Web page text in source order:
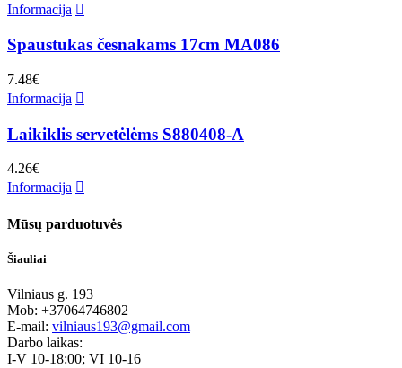
Informacija
Spaustukas česnakams 17cm MA086
7.48€
Informacija
Laikiklis servetėlėms S880408-A
4.26€
Informacija
Mūsų parduotuvės
Šiauliai
Vilniaus g. 193
Mob: +37064746802
E-mail: vilniaus193@gmail.com
Darbo laikas:
I-V 10-18:00; VI 10-16